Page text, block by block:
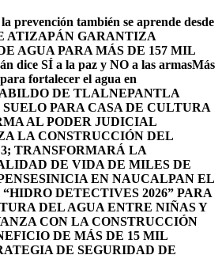
prevención también se aprende desde
ATIZAPÁN GARANTIZA
AGUA PARA MÁS DE 157 MIL
dice SÍ a la paz y NO a las armasMás
fortalecer el agua en
DE TLALNEPANTLA
PARA CASA DE CULTURA
AL PODER JUDICIAL
LA CONSTRUCCIÓN DEL
TRANSFORMARÁ LA
DE VIDA DE MILES DE
INICIA EN NAUCALPAN EL
DETECTIVES 2026” PARA
DEL AGUA ENTRE NIÑAS Y
CON LA CONSTRUCCIÓN
DE MÁS DE 15 MIL
DE SEGURIDAD DE